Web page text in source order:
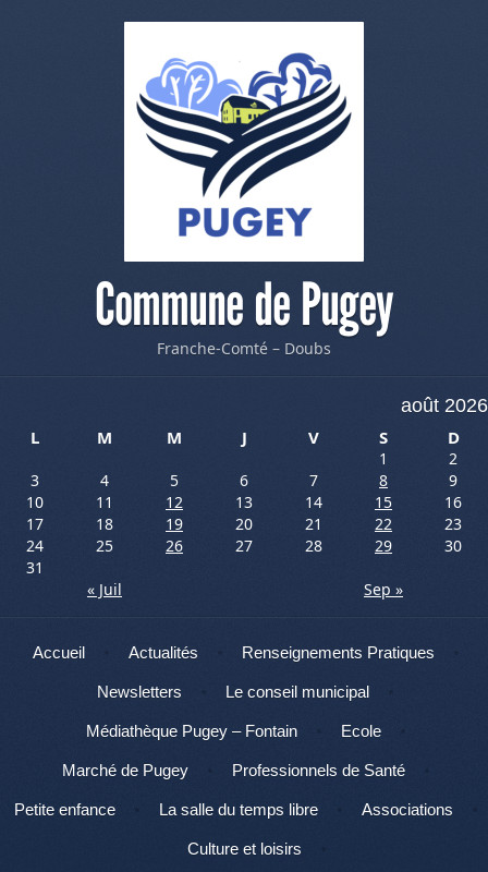
Commune de Pugey
Franche-Comté – Doubs
août 2026
L
M M J V S D
1
2
3
4 5 6 7 8
9
10
11 12 13 14 15
16
17
18 19 20 21 22
23
24
25 26 27 28 29
30
31
« Juil
Sep »
Menu
Aller au contenu
Accueil Actualités Renseignements Pratiques
Newsletters Le conseil municipal
Médiathèque Pugey – Fontain Ecole
Marché de Pugey Professionnels de Santé
Petite enfance La salle du temps libre Associations
Culture et loisirs